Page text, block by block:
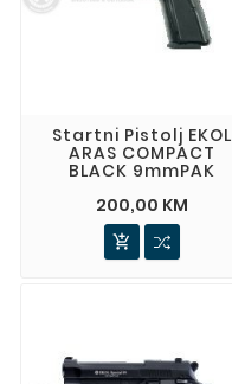
Startni Pistolj EKOL
ARAS COMPACT
BLACK 9mmPAK
200,00 KM
